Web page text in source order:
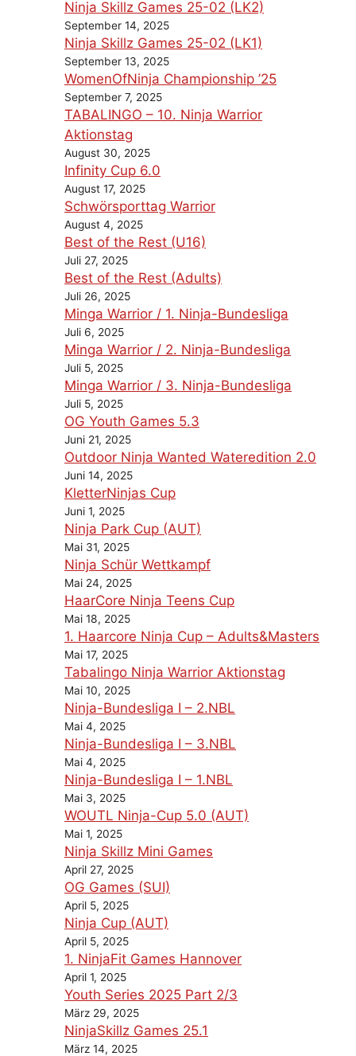
Ninja Skillz Games 25-02 (LK2)
September 14, 2025
Ninja Skillz Games 25-02 (LK1)
September 13, 2025
WomenOfNinja Championship ’25
September 7, 2025
TABALINGO – 10. Ninja Warrior
Aktionstag
August 30, 2025
Infinity Cup 6.0
August 17, 2025
Schwörsporttag Warrior
August 4, 2025
Best of the Rest (U16)
Juli 27, 2025
Best of the Rest (Adults)
Juli 26, 2025
Minga Warrior / 1. Ninja-Bundesliga
Juli 6, 2025
Minga Warrior / 2. Ninja-Bundesliga
Juli 5, 2025
Minga Warrior / 3. Ninja-Bundesliga
Juli 5, 2025
OG Youth Games 5.3
Juni 21, 2025
Outdoor Ninja Wanted Wateredition 2.0
Juni 14, 2025
KletterNinjas Cup
Juni 1, 2025
Ninja Park Cup (AUT)
Mai 31, 2025
Ninja Schür Wettkampf
Mai 24, 2025
HaarCore Ninja Teens Cup
Mai 18, 2025
1. Haarcore Ninja Cup – Adults&Masters
Mai 17, 2025
Tabalingo Ninja Warrior Aktionstag
Mai 10, 2025
Ninja-Bundesliga I – 2.NBL
Mai 4, 2025
Ninja-Bundesliga I – 3.NBL
Mai 4, 2025
Ninja-Bundesliga I – 1.NBL
Mai 3, 2025
WOUTL Ninja-Cup 5.0 (AUT)
Mai 1, 2025
Ninja Skillz Mini Games
April 27, 2025
OG Games (SUI)
April 5, 2025
Ninja Cup (AUT)
April 5, 2025
1. NinjaFit Games Hannover
April 1, 2025
Youth Series 2025 Part 2/3
März 29, 2025
NinjaSkillz Games 25.1
März 14, 2025